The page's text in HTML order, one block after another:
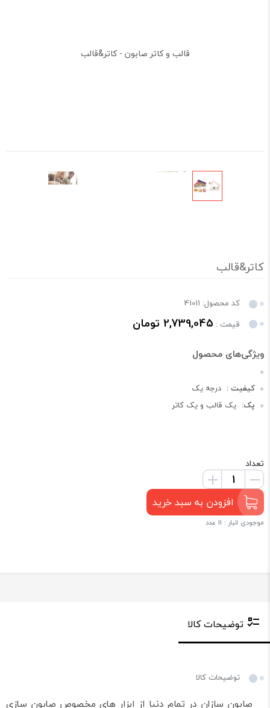
قالب و کاتر صابون - کاتر&قالب
کاتر&قالب
کد محصول: 41011
قیمت : 2,739,045 تومان
کیفیت : درجه یک
پک: یک قالب و یک کاتر
تعداد
افزودن به سبد خرید
موجودی انبار : 11 عدد
توضیحات کالا
توضیحات کالا
صابون سازان در تمام دنیا از ابزار های مخصوص صابون سازی